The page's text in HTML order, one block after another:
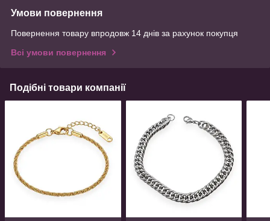
Умови повернення
Повернення товару впродовж 14 днів за рахунок покупця
Всі умови повернення
Подібні товари компанії